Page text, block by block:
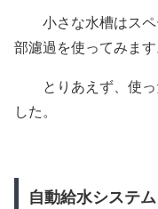
小さな水槽はスペ
部濾過を使ってみます
とりあえず、使っ
した。
自動給水システム